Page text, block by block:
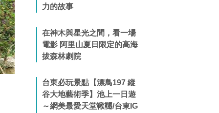
力的故事
在神木與星光之間，看一場
電影 阿里山夏日限定的高海
拔森林劇院
台東必玩景點【漂鳥197 縱
谷大地藝術季】池上一日遊
～網美最愛天堂鞦韆/台東IG